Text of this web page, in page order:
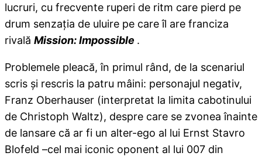
lucruri, cu frecvente ruperi de ritm care pierd pe
drum senzația de uluire pe care îl are franciza
rivală Mission: Impossible .
Problemele pleacă, în primul rând, de la scenariul
scris și rescris la patru mâini: personajul negativ,
Franz Oberhauser (interpretat la limita cabotinului
de Christoph Waltz), despre care se zvonea înainte
de lansare că ar fi un alter-ego al lui Ernst Stavro
Blofeld –cel mai iconic oponent al lui 007 din